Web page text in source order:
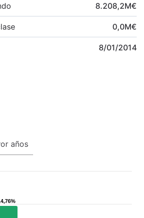
8.208,2M€
0,0M€
8/01/2014
años